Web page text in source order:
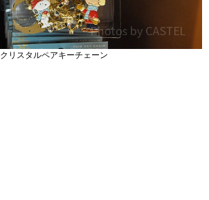
クリスタルペアキーチェーン